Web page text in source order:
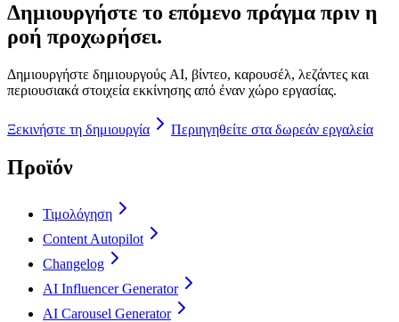
Δημιουργήστε το επόμενο πράγμα πριν η
ροή προχωρήσει.
Δημιουργήστε δημιουργούς AI, βίντεο, καρουσέλ, λεζάντες και
περιουσιακά στοιχεία εκκίνησης από έναν χώρο εργασίας.
Ξεκινήστε τη δημιουργία Περιηγηθείτε στα δωρεάν εργαλεία
Προϊόν
Τιμολόγηση
Content Autopilot
Changelog
AI Influencer Generator
AI Carousel Generator